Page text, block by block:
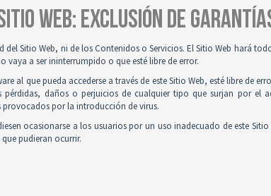
WEB: EXCLUSIÓN DE
Sitio Web, ni de los Contenidos o Servicios. El Sitio Web hará
vaya a ser ininterrumpido o que esté libre de error.
al que pueda accederse a través de este Sitio Web, esté libre de
pérdidas, daños o perjuicios de cualquier tipo que surjan por el
por la introducción de virus.
ocasionarse a los usuarios por un uso inadecuado de este
pudieran ocurrir.